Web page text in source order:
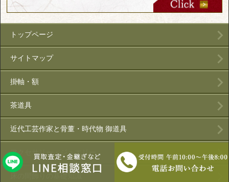
トップページ
サイトマップ
掛軸・額
茶道具
近代工芸作家と骨董・時代物 御道具
アクセサリー・ジュエリー